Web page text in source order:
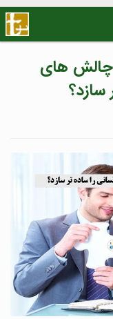
های
سازد؟